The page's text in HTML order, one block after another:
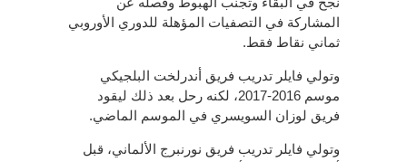
المشاركة في التصفيات المؤهلة للدوري الأوروبي
ثماني نقاط فقط.
وتولي فايلر تدريب فريق أندرلخت البلجيكي
موسم 2016-2017، لكنه رحل بعد ذلك ليقود
فريق لوزان السويسري في الموسم الماضي.
وتولي فايلر تدريب فريق نورنبرج الألماني، قبل